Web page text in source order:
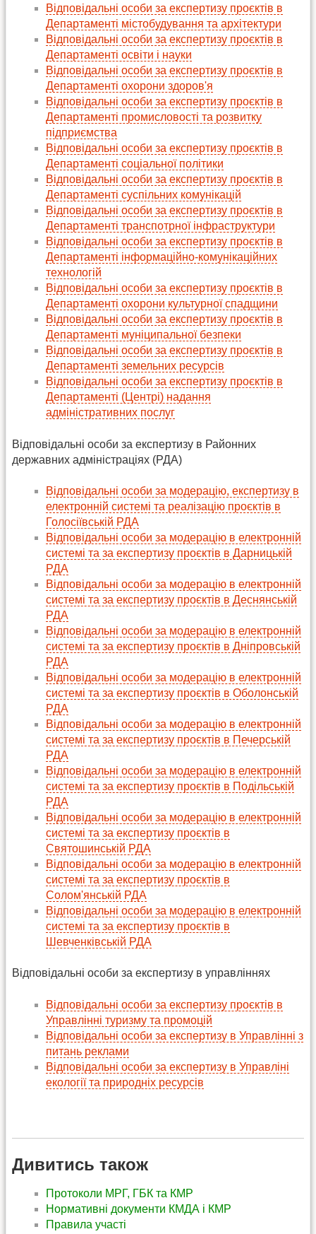
Відповідальні особи за експертизу проєктів в
Департаменті містобудування та архітектури
Відповідальні особи за експертизу проєктів в
Департаменті освіти і науки
Відповідальні особи за експертизу проєктів в
Департаменті охорони здоров'я
Відповідальні особи за експертизу проєктів в
Департаменті промисловості та розвитку
підприємства
Відповідальні особи за експертизу проєктів в
Департаменті соціальної політики
Відповідальні особи за експертизу проєктів в
Департаменті суспільних комунікацій
Відповідальні особи за експертизу проєктів в
Департаменті транспотрної інфраструктури
Відповідальні особи за експертизу проєктів в
Департаменті інформаційно-комунікаційних
технологій
Відповідальні особи за експертизу проєктів в
Департаменті охорони культурної спадщини
Відповідальні особи за експертизу проєктів в
Департаменті муніципальної безпеки
Відповідальні особи за експертизу проєктів в
Департаменті земельних ресурсів
Відповідальні особи за експертизу проєктів в
Департаменті (Центрі) надання
адміністративних послуг
Відповідальні особи за експертизу в Районних
державних адміністраціях (РДА)
Відповідальні особи за модерацію, експертизу в
електронній системі та реалізацію проєктів в
Голосіївській РДА
Відповідальні особи за модерацію в електронній
системі та за експертизу проєктів в Дарницькій
РДА
Відповідальні особи за модерацію в електронній
системі та за експертизу проєктів в Деснянській
РДА
Відповідальні особи за модерацію в електронній
системі та за експертизу проєктів в Дніпровській
РДА
Відповідальні особи за модерацію в електронній
системі та за експертизу проєктів в Оболонській
РДА
Відповідальні особи за модерацію в електронній
системі та за експертизу проєктів в Печерській
РДА
Відповідальні особи за модерацію в електронній
системі та за експертизу проєктів в Подільській
РДА
Відповідальні особи за модерацію в електронній
системі та за експертизу проєктів в
Святошинській РДА
Відповідальні особи за модерацію в електронній
системі та за експертизу проєктів в
Солом'янській РДА
Відповідальні особи за модерацію в електронній
системі та за експертизу проєктів в
Шевченківській РДА
Відповідальні особи за експертизу в управліннях
Відповідальні особи за експертизу проєктів в
Управлінні туризму та промоцій
Відповідальні особи за експертизу в Управлінні з
питань реклами
Відповідальні особи за експертизу в Управліні
екології та природніх ресурсів
Дивитись також
Протоколи МРГ, ГБК та КМР
Нормативні документи КМДА і КМР
Правила участі